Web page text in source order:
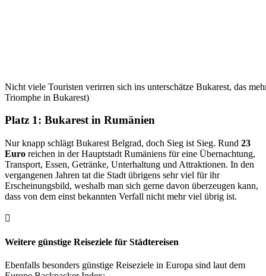
Nicht viele Touristen verirren sich ins unterschätze Bukarest, das
Triomphe in Bukarest)
Platz 1: Bukarest in Rumänien
Nur knapp schlägt Bukarest Belgrad, doch Sieg ist Sieg. Rund 23
Euro reichen in der Hauptstadt Rumäniens für eine Übernachtung,
Transport, Essen, Getränke, Unterhaltung und Attraktionen. In den
vergangenen Jahren tat die Stadt übrigens sehr viel für ihr
Erscheinungsbild, weshalb man sich gerne davon überzeugen kann,
dass von dem einst bekannten Verfall nicht mehr viel übrig ist.
Weitere günstige Reiseziele für Städtereisen
Ebenfalls besonders günstige Reiseziele in Europa sind laut dem